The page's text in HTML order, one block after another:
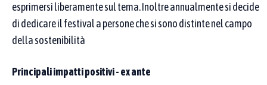
Obiettivi di sviluppo sostenibile (SDGs)
uno di quelli scelti.
esprimersì liberamente sul tema. Inoltre annualmente si decide
di dedicare il festival a persone che si sono distinte nel campo
della sostenibilità
Principali impatti positivi - ex ante